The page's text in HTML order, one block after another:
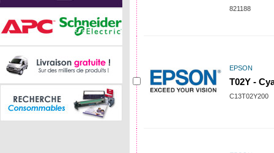
821188
EPSON
T02Y -
C13T02Y200